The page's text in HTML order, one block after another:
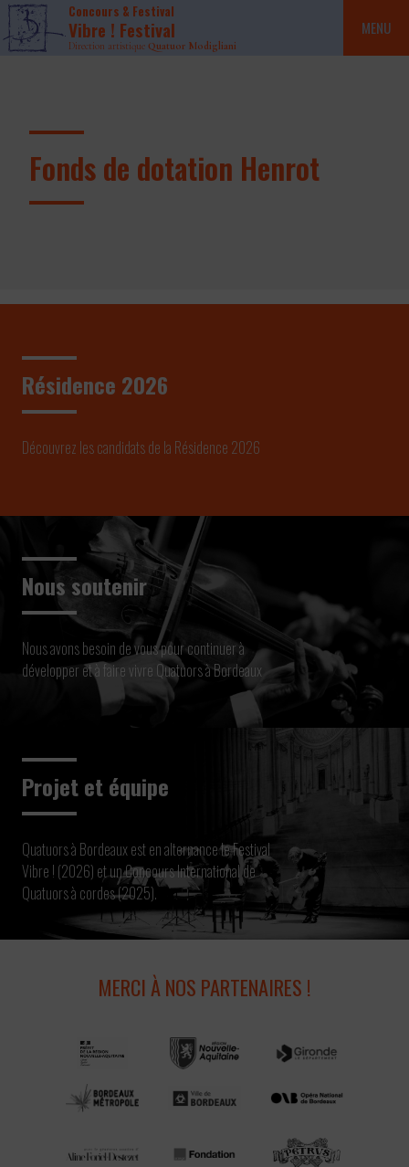
Concours & Festival
Vibre ! Festival
Direction artistique Quatuor Modigliani
MENU
Fonds de dotation Henrot
Résidence 2026
Découvrez les candidats de la Résidence 2026
Nous soutenir
Nous avons besoin de vous pour continuer à
développer et à faire vivre Quatuors à Bordeaux
Projet et équipe
Quatuors à Bordeaux est en alternance le Festival
Vibre ! (2026) et un Concours International de
Quatuors à cordes (2025).
MERCI À NOS PARTENAIRES !